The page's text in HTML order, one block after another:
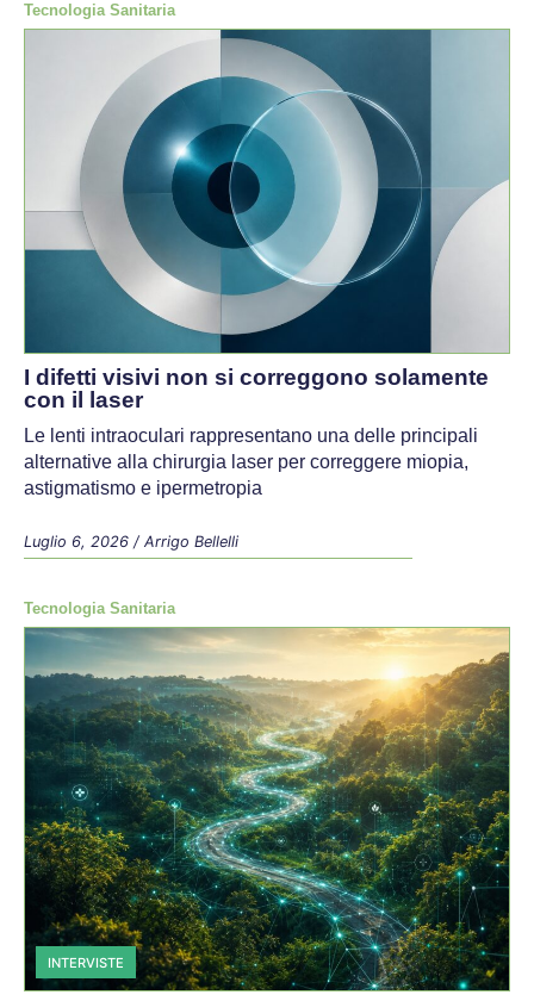
Tecnologia Sanitaria
I difetti visivi non si correggono solamente
con il laser
Le lenti intraoculari rappresentano una delle principali
alternative alla chirurgia laser per correggere miopia,
astigmatismo e ipermetropia
Luglio 6, 2026 / Arrigo Bellelli
Tecnologia Sanitaria
INTERVISTE